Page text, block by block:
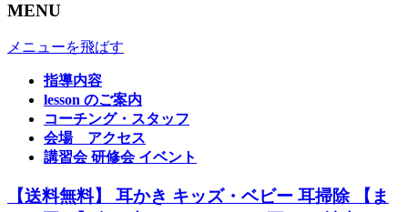
MENU
メニューを飛ばす
指導内容
lesson のご案内
コーチング・スタッフ
会場 アクセス
講習会 研修会 イベント
【送料無料】 耳かき キッズ・ベビー 耳掃除 【ま